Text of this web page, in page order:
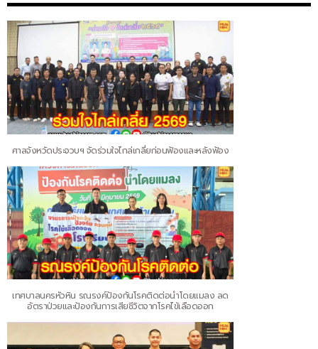
ศาลจังหวัดประจวบฯ จัดร่วมใจไกล่เกลี่ยก่อนฟ้องและหลังฟ้อง
เทศบาลนครหัวหิน รณรงค์ป้องกันโรคติดต่อนำโดยแมลง ลด
อัตราป่วยและป้องกันการเสียชีวิตจากโรคไข้เลือดออก